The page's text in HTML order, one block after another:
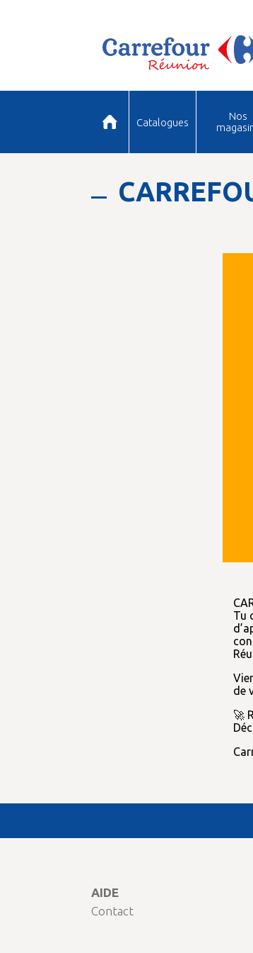
Catalogues
Nos
Tu
de
🚀
AIDE
Contact